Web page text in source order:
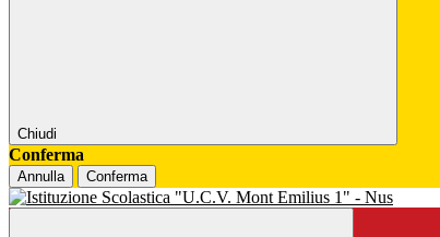
Chiudi
Conferma
Annulla Conferma